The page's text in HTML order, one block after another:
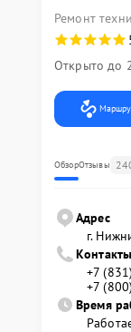
Ремонт
Открыто до
ОбзорОтзывы
Адрес
г.
Контакты
+7
+7
Время